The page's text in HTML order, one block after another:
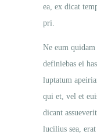
ea, ex dicat
pri.
Ne eum
definiebas ei
luptatum
qui et, vel et
dicant
lucilius sea,